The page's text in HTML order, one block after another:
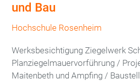
und Bau
Hochschule Rosenheim
Werksbesichtigung Ziegelwerk
Planziegelmauervorführung /
Maitenbeth und Ampfing /